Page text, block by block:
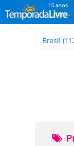
15 anos
Brasil